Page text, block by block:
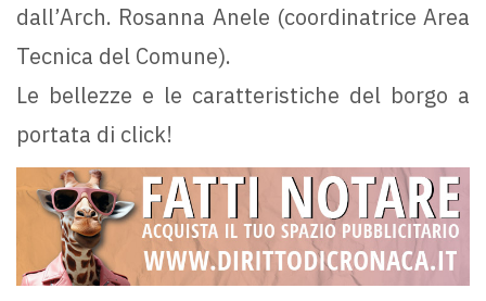
dall’Arch. Rosanna Anele (coordinatrice Area
Tecnica del Comune).
Le bellezze e le caratteristiche del borgo a
portata di click!